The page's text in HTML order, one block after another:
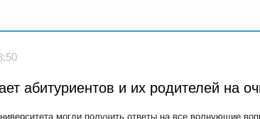
абитуриентов и их родителей на
могли получить ответы на все волнующие